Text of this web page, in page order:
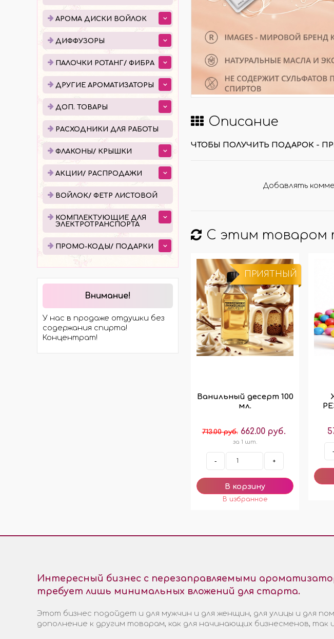
ДИФФУЗОРЫ
ЕМКОСТИ ДЛЯ ДИФФУЗОРОВ
ГОТОВЫЕ ДИФФУЗОРЫ
ЖИДКОСТЬ ДЛЯ ДИФФУЗОРОВ
ПАЛОЧКИ РОТАНГ/ ФИБРА
ПОШТУЧНО
УПАКОВКИ ПО 100 ШТ
РАСХОДНИКИ ДЛЯ РАБОТЫ ФЛАКОНЫ/ КРЫШКИ
КАПЕЛЬНИЦЫ/ ПЭТ
КОМПЛЕКТУЮЩИЕ ДЛЯ
ЭЛЕКТРОТРАНСПОРТА
МОСТЫ
ХОДОВАЯ ЧАСТЬ
ЭЛЕКТРОМОТОРЫ И
КОМПЛЕКТЫ
ГИДРАВЛИКА
КОЛЁСА И ШИНЫ
ПОДАРКИ(при заказе от 10 000 ₽)
Описание
ЧТОБЫ ПОЛУЧИТЬ ПОДАРОК -
Добавлять
С этим товаром
ПРИЯТНЫЙ
Ванильный десерт 100
мл.
713.00 руб. 662.00 руб.
за 1 шт.
- +
-
АРОМА ДИСКИ ВОЙЛОК
ДИФФУЗОРЫ
ПАЛОЧКИ РОТАНГ/ ФИБРА
ДРУГИЕ АРОМАТИЗАТОРЫ
ДОП. ТОВАРЫ
РАСХОДНИКИ ДЛЯ РАБОТЫ
ФЛАКОНЫ/ КРЫШКИ
АКЦИИ/ РАСПРОДАЖИ
ВОЙЛОК/ ФЕТР ЛИСТОВОЙ
КОМПЛЕКТУЮЩИЕ ДЛЯ
ЭЛЕКТРОТРАНСПОРТА
ПРОМО-КОДЫ/ ПОДАРКИ
Внимание!
У нас в продаже отдушки без
содержания спирта!
Концентрат!
Интересный бизнес с перезаправляемыми
требует лишь минимальных вложений для старта.
Этот бизнес подойдет и для мужчин и для женщин, для улицы и для
дополнение к другим товарам, как для начинающих бизнесменов, так